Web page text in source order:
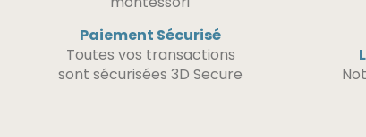
Paiement Sécurisé
Toutes vos transactions
sont sécurisées 3D Secure